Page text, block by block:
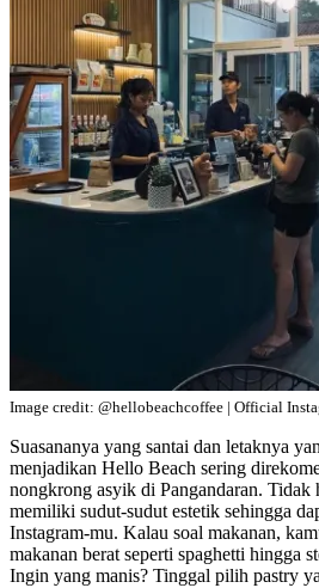
Image credit: @hellobeachcoffee | Official
Suasananya yang santai dan letaknya
menjadikan Hello Beach sering
nongkrong asyik di Pangandaran. Tidak
memiliki sudut-sudut estetik sehingga
Instagram-mu. Kalau soal makanan,
makanan berat seperti spaghetti hingga
Ingin yang manis? Tinggal pilih pastry